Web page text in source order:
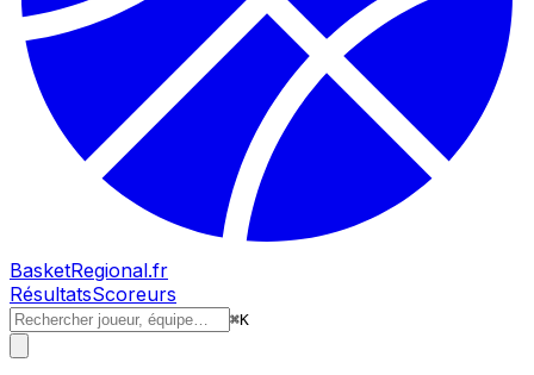
BasketRegional.fr
RésultatsScoreurs
⌘K